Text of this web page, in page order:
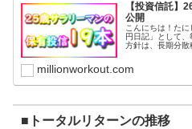
【投資信託】
公開
こんにちは！た
円日記」として
方針は、長期分散
millionworkout.com
■トータルリターンの推移